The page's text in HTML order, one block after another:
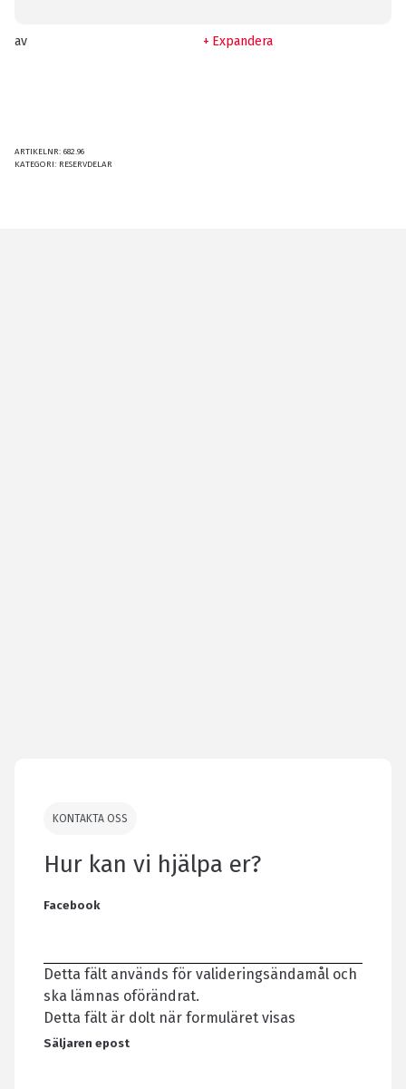
av Expandera
ARTIKELNR: 682.96
KATEGORI: RESERVDELAR
KONTAKTA OSS
Hur kan vi hjälpa er?
Facebook
Detta fält används för valideringsändamål och
ska lämnas oförändrat.
Detta fält är dolt när formuläret visas
Säljaren epost